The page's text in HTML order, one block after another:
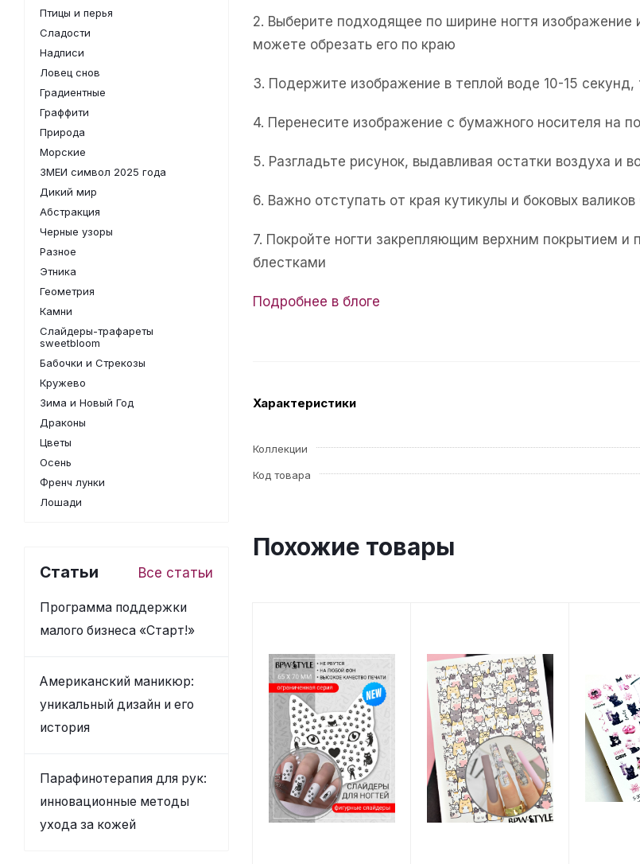
2. Выберите подходящее по ширине ногтя
можете обрезать его по краю
3. Подержите изображение в теплой воде 10-15
4. Перенесите изображение с бумажного носителя на
5. Разгладьте рисунок, выдавливая остатки воздуха и
6. Важно отступать от края кутикулы и боковых
7. Покройте ногти закрепляющим верхним покрытием и
блестками
Подробнее в блоге
Характеристики
Коллекции
Код товара
Похожие товары
Птицы и перья
Сладости
Надписи
Ловец снов
Градиентные
Граффити
Природа
Морские
ЗМЕИ символ 2025 года
Дикий мир
Абстракция
Черные узоры
Разное
Этника
Геометрия
Камни
Слайдеры-трафареты
sweetbloom
Бабочки и Стрекозы
Кружево
Зима и Новый Год
Драконы
Цветы
Осень
Френч лунки
Лошади
Статьи Все статьи
Программа поддержки
малого бизнеса «Старт!»
Американский маникюр:
уникальный дизайн и его
история
Парафинотерапия для рук:
инновационные методы
ухода за кожей